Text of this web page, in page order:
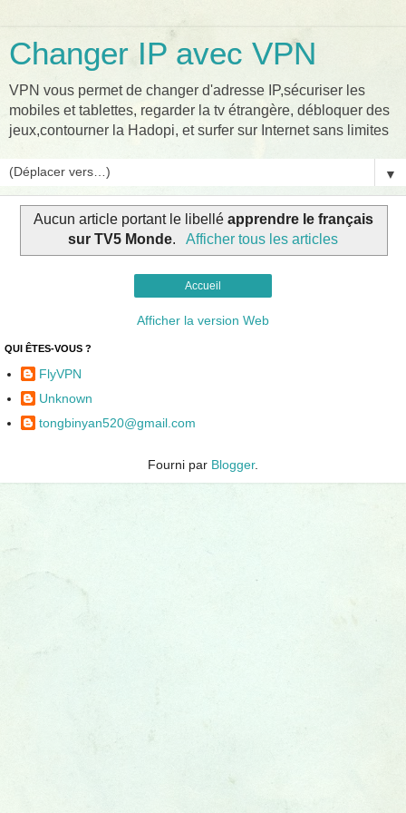
Changer IP avec VPN
VPN vous permet de changer d'adresse IP,sécuriser les
mobiles et tablettes, regarder la tv étrangère, débloquer des
jeux,contourner la Hadopi, et surfer sur Internet sans limites
▼
Aucun article portant le libellé apprendre le français
sur TV5 Monde. Afficher tous les articles
Accueil
Afficher la version Web
QUI ÊTES-VOUS ?
FlyVPN
Unknown
tongbinyan520@gmail.com
Fourni par Blogger.